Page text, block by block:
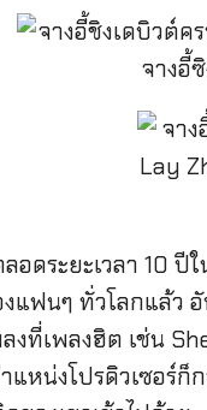
ดระยะเวลา 10 ปี
แฟนๆ ทั่วโลกแล้ว
งที่เพลงฮิต เช่น
หน่งโปรดิวเซอร์ก็